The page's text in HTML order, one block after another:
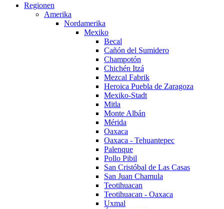
Regionen
Amerika
Nordamerika
Mexiko
Becal
Cañón del Sumidero
Champotón
Chichén Itzá
Mezcal Fabrik
Heroica Puebla de Zaragoza
Mexiko-Stadt
Mitla
Monte Albán
Mérida
Oaxaca
Oaxaca - Tehuantepec
Palenque
Pollo Pibil
San Cristóbal de Las Casas
San Juan Chamula
Teotihuacan
Teotihuacan - Oaxaca
Uxmal